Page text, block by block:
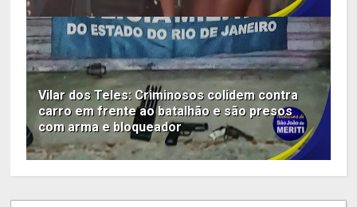
Vilar dos Teles: Criminosos colidem contra
carro em frente ao batalhão e são presos
com arma e bloqueador